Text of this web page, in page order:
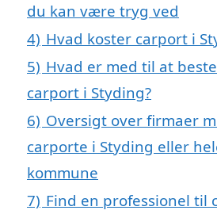
du kan være tryg ved
4) Hvad koster carport i
5) Hvad er med til at
carport i Styding?
6) Oversigt over firmaer
carporte i Styding eller
kommune
7) Find en professionel til